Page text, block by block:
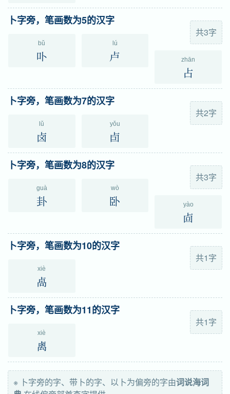
共3字
卜字旁，笔画数为5的汉字
bǔ
卟
lú
卢 zhān
占
共2字
卜字旁，笔画数为7的汉字
lǔ
卤
yǒu
卣
共3字
卜字旁，笔画数为8的汉字
guà
卦
wò
卧 yào
㔽
共1字
卜字旁，笔画数为10的汉字
xiè
卨
共1字
卜字旁，笔画数为11的汉字
xiè
禼
※ 卜字旁的字、带卜的字、以卜为偏旁的字由词说海词